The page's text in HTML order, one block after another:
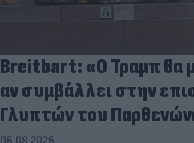
Breitbart: «Ο Τραμπ θα
αν συμβάλλει στην
Γλυπτών του